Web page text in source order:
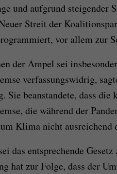
und aufgrund steigender
Streit der
vor allem zur
der Ampel sei
verfassungswidrig,
Sie beanstandete, dass die
die während der
Klima nicht ausreichend
das entsprechende
hat zur Folge, dass der